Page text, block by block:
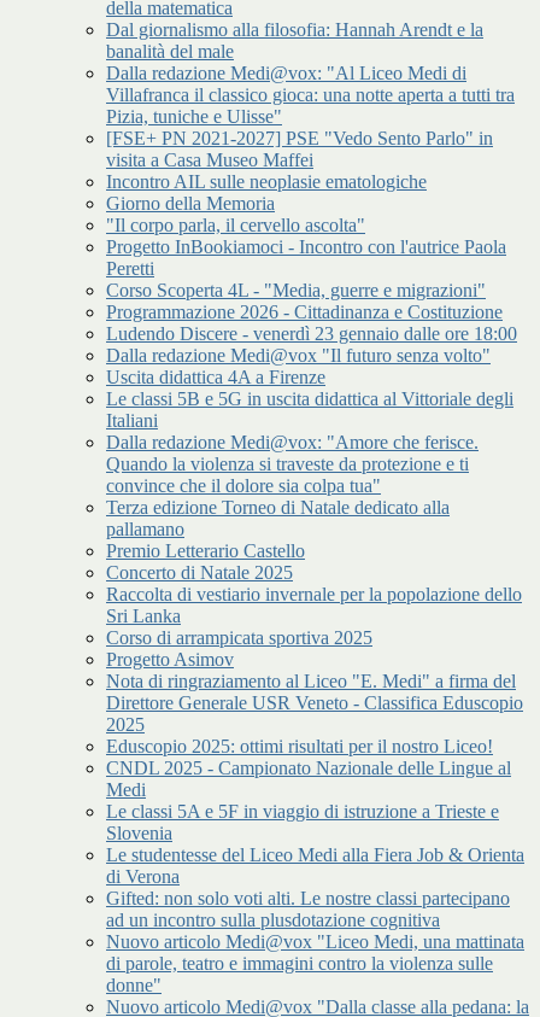
della matematica
Dal giornalismo alla filosofia: Hannah Arendt e la
banalità del male
Dalla redazione Medi@vox: "Al Liceo Medi di
Villafranca il classico gioca: una notte aperta a tutti tra
Pizia, tuniche e Ulisse"
[FSE+ PN 2021-2027] PSE "Vedo Sento Parlo" in
visita a Casa Museo Maffei
Incontro AIL sulle neoplasie ematologiche
Giorno della Memoria
"Il corpo parla, il cervello ascolta"
Progetto InBookiamoci - Incontro con l'autrice Paola
Peretti
Corso Scoperta 4L - "Media, guerre e migrazioni"
Programmazione 2026 - Cittadinanza e Costituzione
Ludendo Discere - venerdì 23 gennaio dalle ore 18:00
Dalla redazione Medi@vox "Il futuro senza volto"
Uscita didattica 4A a Firenze
Le classi 5B e 5G in uscita didattica al Vittoriale degli
Italiani
Dalla redazione Medi@vox: "Amore che ferisce.
Quando la violenza si traveste da protezione e ti
convince che il dolore sia colpa tua"
Terza edizione Torneo di Natale dedicato alla
pallamano
Premio Letterario Castello
Concerto di Natale 2025
Raccolta di vestiario invernale per la popolazione dello
Sri Lanka
Corso di arrampicata sportiva 2025
Progetto Asimov
Nota di ringraziamento al Liceo "E. Medi" a firma del
Direttore Generale USR Veneto - Classifica Eduscopio
2025
Eduscopio 2025: ottimi risultati per il nostro Liceo!
CNDL 2025 - Campionato Nazionale delle Lingue al
Medi
Le classi 5A e 5F in viaggio di istruzione a Trieste e
Slovenia
Le studentesse del Liceo Medi alla Fiera Job & Orienta
di Verona
Gifted: non solo voti alti. Le nostre classi partecipano
ad un incontro sulla plusdotazione cognitiva
Nuovo articolo Medi@vox "Liceo Medi, una mattinata
di parole, teatro e immagini contro la violenza sulle
donne"
Nuovo articolo Medi@vox "Dalla classe alla pedana: la